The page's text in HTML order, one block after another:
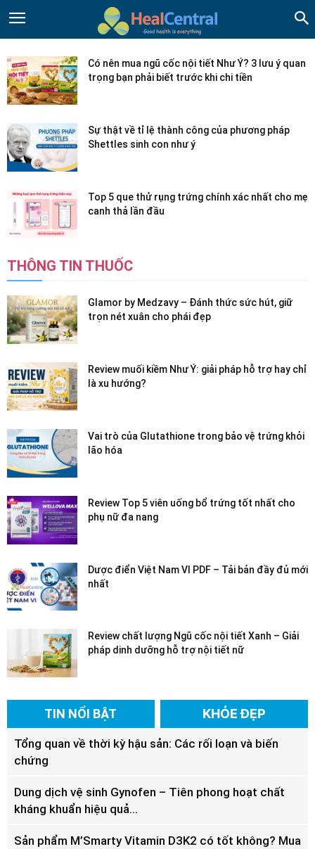
Có nên mua ngũ cốc nội tiết Như Ý? 3 lưu ý quan
trọng bạn phải biết trước khi chi tiền
Sự thật về tỉ lệ thành công của phương pháp
Shettles sinh con như ý
Top 5 que thử rụng trứng chính xác nhất cho mẹ
canh thả lần đầu
THÔNG TIN THUỐC
Glamor by Medzavy – Đánh thức sức hút, giữ
trọn nét xuân cho phái đẹp
Review muối kiềm Như Ý: giải pháp hỗ trợ hay chỉ
là xu hướng?
Vai trò của Glutathione trong bảo vệ trứng khỏi
lão hóa
Review Top 5 viên uống bổ trứng tốt nhất cho
phụ nữ đa nang
Dược điển Việt Nam VI PDF – Tải bản đầy đủ mới
nhất
Review chất lượng Ngũ cốc nội tiết Xanh – Giải
pháp dinh dưỡng hỗ trợ nội tiết nữ
TIN NỔI BẬT KHỎE ĐẸP
Tổng quan về thời kỳ hậu sản: Các rối loạn và biến
chứng
Dung dịch vệ sinh Gynofen – Tiên phong hoạt chất
kháng khuẩn hiệu quả...
Sản phẩm M’Smarty Vitamin D3K2 có tốt không? Mua